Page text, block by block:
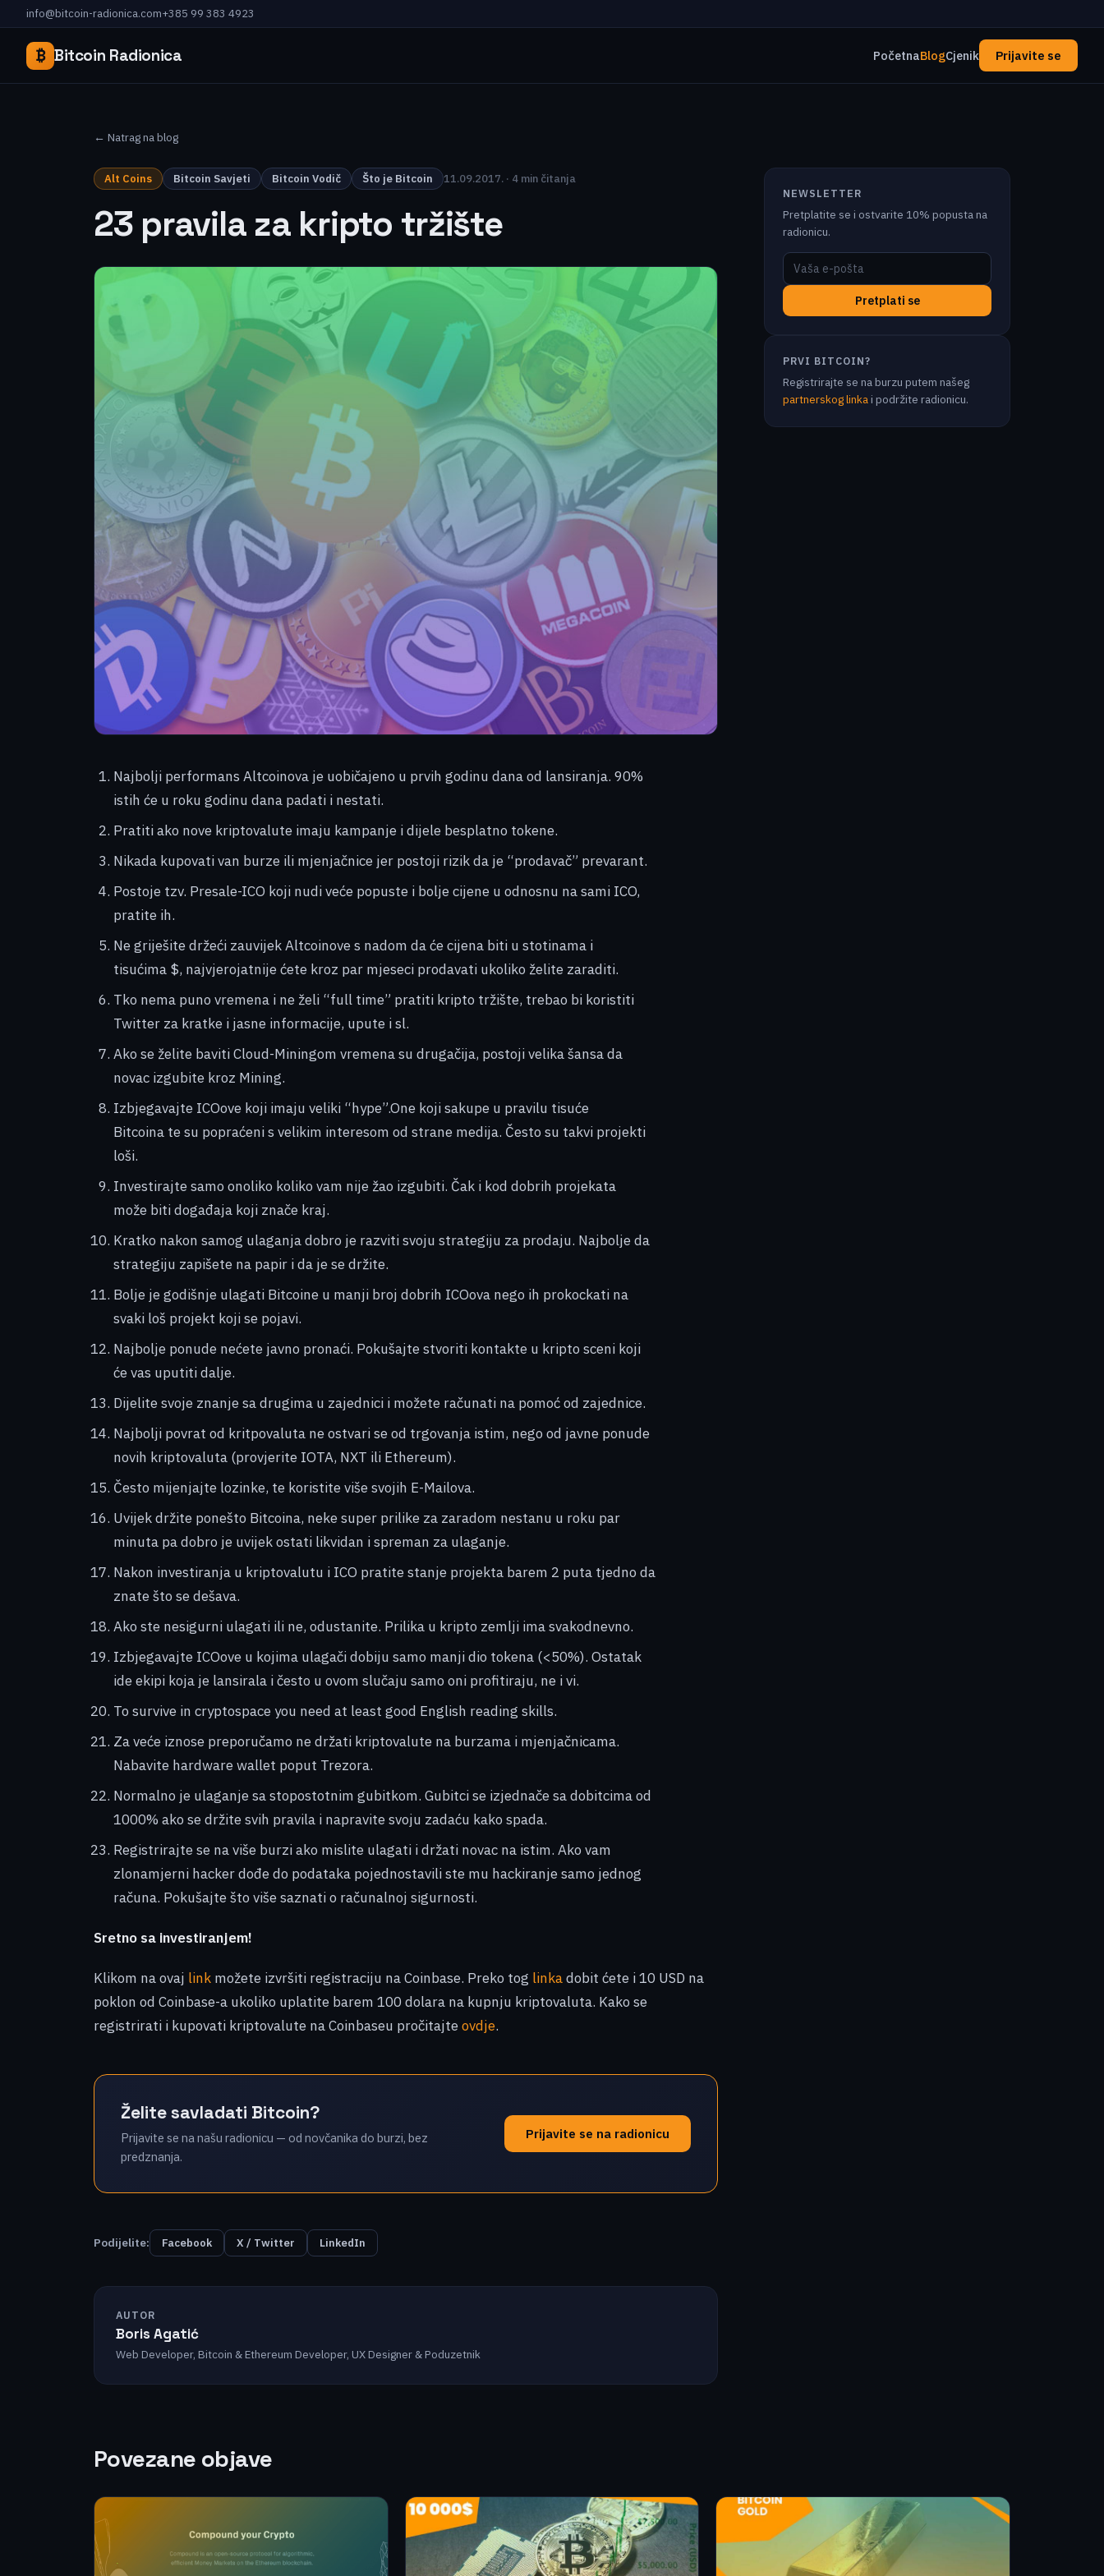
info@bitcoin-radionica.com+385 99 383 4923
₿ Bitcoin Radionica PočetnaBlogCjenik Prijavite se
← Natrag na blog
Alt Coins Bitcoin Savjeti Bitcoin Vodič Što je Bitcoin 11.09.2017. · 4 min čitanja
23 pravila za kripto tržište
Najbolji performans Altcoinova je uobičajeno u prvih godinu dana od lansiranja. 90%
istih će u roku godinu dana padati i nestati.
Pratiti ako nove kriptovalute imaju kampanje i dijele besplatno tokene.
Nikada kupovati van burze ili mjenjačnice jer postoji rizik da je “prodavač” prevarant.
Postoje tzv. Presale-ICO koji nudi veće popuste i bolje cijene u odnosnu na sami ICO,
pratite ih.
Ne griješite držeći zauvijek Altcoinove s nadom da će cijena biti u stotinama i
tisućima $, najvjerojatnije ćete kroz par mjeseci prodavati ukoliko želite zaraditi.
Tko nema puno vremena i ne želi “full time” pratiti kripto tržište, trebao bi koristiti
Twitter za kratke i jasne informacije, upute i sl.
Ako se želite baviti Cloud-Miningom vremena su drugačija, postoji velika šansa da
novac izgubite kroz Mining.
Izbjegavajte ICOove koji imaju veliki “hype”.One koji sakupe u pravilu tisuće
Bitcoina te su popraćeni s velikim interesom od strane medija. Često su takvi projekti
loši.
Investirajte samo onoliko koliko vam nije žao izgubiti. Čak i kod dobrih projekata
može biti događaja koji znače kraj.
Kratko nakon samog ulaganja dobro je razviti svoju strategiju za prodaju. Najbolje da
strategiju zapišete na papir i da je se držite.
Bolje je godišnje ulagati Bitcoine u manji broj dobrih ICOova nego ih prokockati na
svaki loš projekt koji se pojavi.
Najbolje ponude nećete javno pronaći. Pokušajte stvoriti kontakte u kripto sceni koji
će vas uputiti dalje.
Dijelite svoje znanje sa drugima u zajednici i možete računati na pomoć od zajednice.
Najbolji povrat od kritpovaluta ne ostvari se od trgovanja istim, nego od javne ponude
novih kriptovaluta (provjerite IOTA, NXT ili Ethereum).
Često mijenjajte lozinke, te koristite više svojih E-Mailova.
Uvijek držite ponešto Bitcoina, neke super prilike za zaradom nestanu u roku par
minuta pa dobro je uvijek ostati likvidan i spreman za ulaganje.
Nakon investiranja u kriptovalutu i ICO pratite stanje projekta barem 2 puta tjedno da
znate što se dešava.
Ako ste nesigurni ulagati ili ne, odustanite. Prilika u kripto zemlji ima svakodnevno.
Izbjegavajte ICOove u kojima ulagači dobiju samo manji dio tokena (<50%). Ostatak
ide ekipi koja je lansirala i često u ovom slučaju samo oni profitiraju, ne i vi.
To survive in cryptospace you need at least good English reading skills.
Za veće iznose preporučamo ne držati kriptovalute na burzama i mjenjačnicama.
Nabavite hardware wallet poput Trezora.
Normalno je ulaganje sa stopostotnim gubitkom. Gubitci se izjednače sa dobitcima od
1000% ako se držite svih pravila i napravite svoju zadaću kako spada.
Registrirajte se na više burzi ako mislite ulagati i držati novac na istim. Ako vam
zlonamjerni hacker dođe do podataka pojednostavili ste mu hackiranje samo jednog
računa. Pokušajte što više saznati o računalnoj sigurnosti.
Sretno sa investiranjem!
Klikom na ovaj link možete izvršiti registraciju na Coinbase. Preko tog linkadobit ćete i 10 USD na
poklon od Coinbase-a ukoliko uplatite barem 100 dolara na kupnju kriptovaluta. Kako se
registrirati i kupovati kriptovalute na Coinbaseu pročitajteovdje.
Želite savladati Bitcoin?
Prijavite se na našu radionicu — od novčanika do burzi, bez
predznanja.
Prijavite se na radionicu
Podijelite: Facebook X / Twitter LinkedIn
AUTOR
Boris Agatić
Web Developer, Bitcoin & Ethereum Developer, UX Designer & Poduzetnik
NEWSLETTER
Pretplatite se i ostvarite 10% popusta na
radionicu.
Pretplati se
PRVI BITCOIN?
Registrirajte se na burzu putem našeg
partnerskog linkai podržite radionicu.
Povezane objave